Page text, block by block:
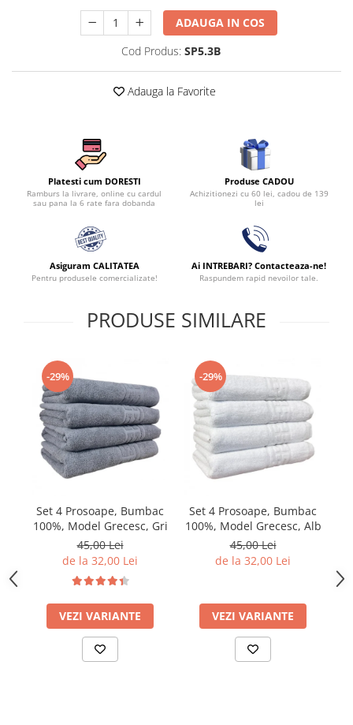
ADAUGA IN COS
Cod Produs: SP5.3B
Adauga la Favorite
Platesti cum DORESTI
Ramburs la livrare, online cu cardul
sau pana la 6 rate fara dobanda
Produse CADOU
Achizitionezi cu 60 lei, cadou de 139
lei
Asiguram CALITATEA
Pentru produsele comercializate!
Ai INTREBARI? Contacteaza-ne!
Raspundem rapid nevoilor tale.
PRODUSE SIMILARE
-29%
Set 4 Prosoape, Bumbac
100%, Model Grecesc, Gri
45,00 Lei
de la 32,00 Lei
VEZI VARIANTE
-29%
Set 4 Prosoape, Bumbac
100%, Model Grecesc, Alb
45,00 Lei
de la 32,00 Lei
VEZI VARIANTE